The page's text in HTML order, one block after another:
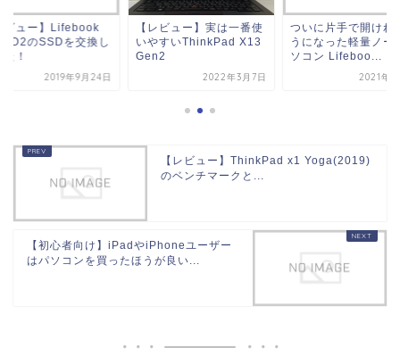
ビュー】Lifebook
D2のSSDを交換し
！
2019年9月24日
【レビュー】実は一番使
いやすいThinkPad X13
Gen2
2022年3月7日
ついに片手で開けれ
うになった軽量ノー
ソコン Lifeboo...
2021年1
【レビュー】ThinkPad x1 Yoga(2019)
のベンチマークと...
【初心者向け】iPadやiPhoneユーザー
はパソコンを買ったほうが良い...